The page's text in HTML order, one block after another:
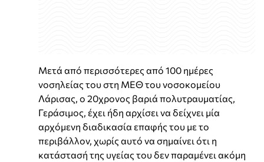
Μετά από περισσότερες από 100 ημέρες
νοσηλείας του στη ΜΕΘ του νοσοκομείου
Λάρισας, ο 20χρονος βαριά πολυτραυματίας,
Γεράσιμος, έχει ήδη αρχίσει να δείχνει μία
αρχόμενη διαδικασία επαφής του με το
περιβάλλον, χωρίς αυτό να σημαίνει ότι η
κατάστασή της υγείας του δεν παραμένει ακόμη